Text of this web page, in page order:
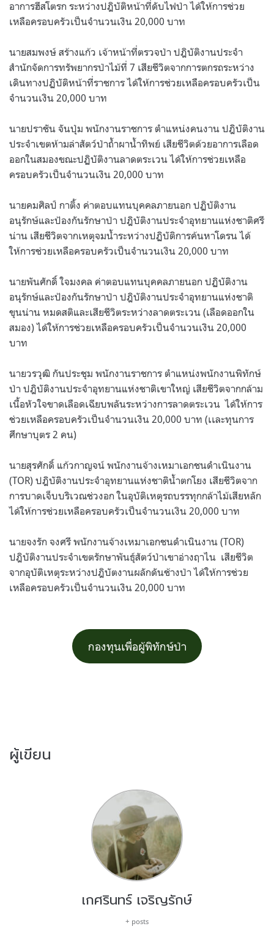
อาการฮีสโตรก ระหว่างปฎิบัติหน้าที่ดับไฟป่า ได้ให้การช่วย
เหลือครอบครัวเป็นจำนวนเงิน 20,000 บาท
นายสมพงษ์ สร้างแก้ว เจ้าหน้าที่ตรวจป่า ปฎิบัติงานประจำ
สำนักจัดการทรัพยากรป่าไม้ที่ 7 เสียชีวิตจากการตกรถระหว่าง
เดินทางปฏิบัติหน้าที่ราชการ ได้ให้การช่วยเหลือครอบครัวเป็น
จำนวนเงิน 20,000 บาท
นายปราชัน จันปุ่ม พนักงานราชการ ตำแหน่งคนงาน ปฎิบัติงาน
ประจำเขตห้ามล่าสัตว์ป่าถ้ำผาน้ำทิพย์ เสียชีวิตด้วยอาการเลือด
ออกในสมองขณะปฏิบัติงานลาดตระเวน ได้ให้การช่วยเหลือ
ครอบครัวเป็นจำนวนเงิน 20,000 บาท
นายคมศิลป์ กาติ้ง ค่าตอบแทนบุคคลภายนอก ปฏิบัติงาน
อนุรักษ์และป้องกันรักษาป่า ปฎิบัติงานประจำอุทยานแห่งชาติศรี
น่าน เสียชีวิตจากเหตุจมน้ำระหว่างปฏิบัติการค้นหาโดรน ได้
ให้การช่วยเหลือครอบครัวเป็นจำนวนเงิน 20,000 บาท
นายพันศักดิ์ ใจมงคล ค่าตอบแทนบุคคลภายนอก ปฏิบัติงาน
อนุรักษ์และป้องกันรักษาป่า ปฎิบัติงานประจำอุทยานแห่งชาติ
ขุนน่าน หมดสติและเสียชีวิตระหว่างลาดตระเวน (เลือดออกใน
สมอง) ได้ให้การช่วยเหลือครอบครัวเป็นจำนวนเงิน 20,000
บาท
นายวรวุฒิ กันประชุม พนักงานราชการ ตำแหน่งพนักงานพิทักษ์
ป่า ปฎิบัติงานประจำอุทยานแห่งชาติเขาใหญ่ เสียชีวิตจากกล้าม
เนื้อหัวใจขาดเลือดเฉียบพลันระหว่างการลาดตระเวน ได้ให้การ
ช่วยเหลือครอบครัวเป็นจำนวนเงิน 20,000 บาท (เเละทุนการ
ศึกษาบุตร 2 คน)
นายสุรศักดิ์ แก้วกาญจน์ พนักงานจ้างเหมาเอกชนดำเนินงาน
(TOR) ปฎิบัติงานประจำอุทยานแห่งชาติน้ำตกโยง เสียชีวิตจาก
การบาดเจ็บบริเวณช่วงอก ในอุบัติเหตุรถบรรทุกกล้าไม้เสียหลัก
ได้ให้การช่วยเหลือครอบครัวเป็นจำนวนเงิน 20,000 บาท
นายจงรัก จงศรี พนักงานจ้างเหมาเอกชนดำเนินงาน (TOR)
ปฎิบัติงานประจำเขตรักษาพันธุ์สัตว์ป่าเขาอ่างฤาไน เสียชีวิต
จากอุบัติเหตุระหว่างปฎิบัตงานผลักดันช้างป่า ได้ให้การช่วย
เหลือครอบครัวเป็นจำนวนเงิน 20,000 บาท
กองทุนเพื่อผู้พิทักษ์ป่า
ผู้เขียน
เกศรินทร์ เจริญรักษ์
+ posts